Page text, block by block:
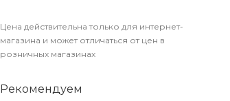
Цена действительна только для интернет-
магазина и может отличаться от цен в
розничных магазинах
Рекомендуем